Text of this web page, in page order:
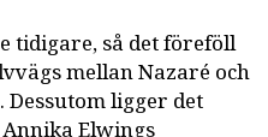
tidigare, så det föreföll
mellan Nazaré och
ligger det
Elwings